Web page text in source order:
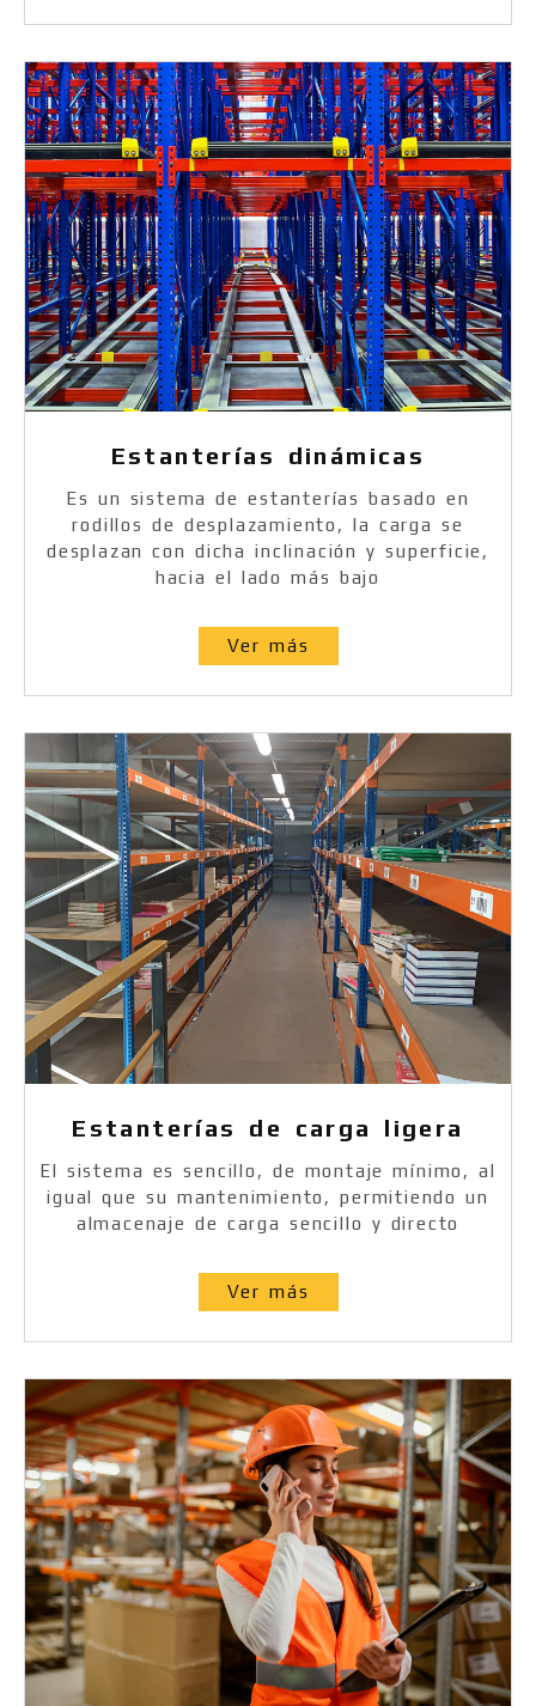
Estanterías dinámicas
Es un sistema de estanterías basado en
rodillos de desplazamiento, la carga se
desplazan con dicha inclinación y superficie,
hacia el lado más bajo
Ver más
Estanterías de carga ligera
El sistema es sencillo, de montaje mínimo, al
igual que su mantenimiento, permitiendo un
almacenaje de carga sencillo y directo
Ver más